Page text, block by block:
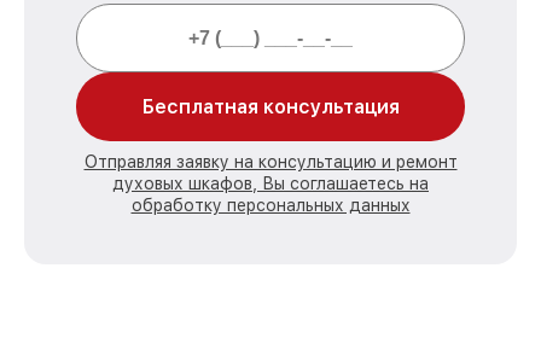
Бесплатная консультация
Отправляя заявку на консультацию и ремонт
духовых шкафов, Вы соглашаетесь на
обработку персональных данных